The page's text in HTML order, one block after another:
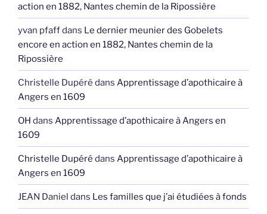
action en 1882, Nantes chemin de la Ripossière
yvan pfaffdans Le dernier meunier des Gobelets
encore en action en 1882, Nantes chemin de la
Ripossière
Christelle Dupéré dans Apprentissage d’apothicaire à
Angers en 1609
OH dans Apprentissage d’apothicaire à Angers en
1609
Christelle Dupéré dans Apprentissage d’apothicaire à
Angers en 1609
JEAN Daniel dans Les familles que j’ai étudiées à fonds